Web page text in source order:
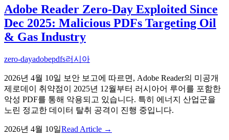
Adobe Reader Zero-Day Exploited Since
Dec 2025: Malicious PDFs Targeting Oil
& Gas Industry
zero-dayadobepdfs러시아
2026년 4월 10일 보안 보고에 따르면, Adobe Reader의 미공개
제로데이 취약점이 2025년 12월부터 러시아어 루어를 포함한
악성 PDF를 통해 악용되고 있습니다. 특히 에너지 산업군을
노린 정교한 데이터 탈취 공격이 진행 중입니다.
2026년 4월 10일Read Article →